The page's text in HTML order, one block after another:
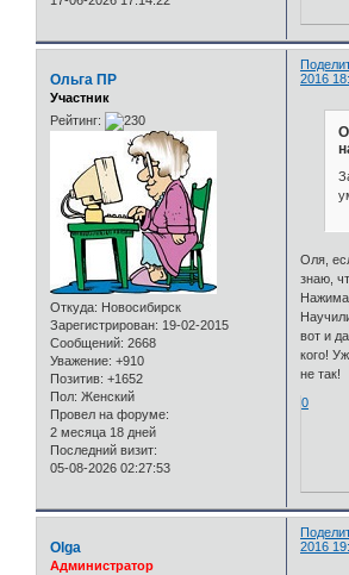
2016
Ольга ПР
Участник
Рейтинг:
Откуда: Новосибирск
Зарегистрирован: 19-02-2015
Сообщений: 2668
Уважение: +910
Позитив: +1652
Пол: Женский
Провел на форуме:
2 месяца 18 дней
Последний визит:
05-08-2026 02:27:53
Оля,
знаю,
вот и
кого!
не так!
0
2016
Olga
Администратор